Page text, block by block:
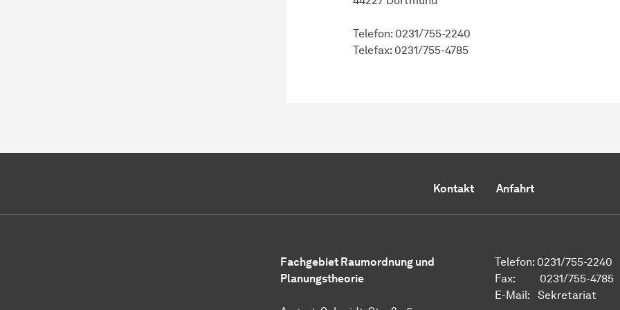
Telefon: 0231/755-2240
Telefax: 0231/755-4785
Kontakt Anfahrt
Fachgebiet Raumordnung und
Planungstheorie
Telefon: 0231/755-2240
Fax: 0231/755-4785
E-Mail: Sekretariat